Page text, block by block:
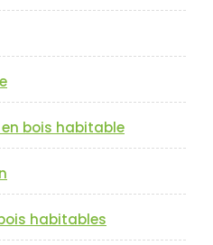
bois habitable
habitables